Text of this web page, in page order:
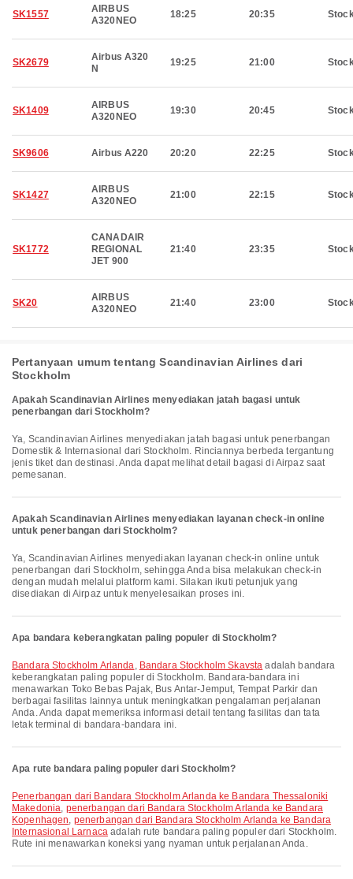
SK1557
AIRBUS
A320NEO
18:25 20:35
SK2679
Airbus A320
N
19:25 21:00
SK1409
AIRBUS
A320NEO
19:30 20:45
SK9606 Airbus A220 20:20 22:25
SK1427
AIRBUS
A320NEO
21:00 22:15
SK1772
CANADAIR
REGIONAL
JET 900
21:40 23:35
SK20
AIRBUS
A320NEO
21:40 23:00
Pertanyaan umum tentang Scandinavian Airlines dari
Stockholm
Apakah Scandinavian Airlines menyediakan jatah bagasi untuk
penerbangan dari Stockholm?
Ya, Scandinavian Airlines menyediakan jatah bagasi untuk penerbangan
Domestik & Internasional dari Stockholm. Rinciannya berbeda tergantung
jenis tiket dan destinasi. Anda dapat melihat detail bagasi di Airpaz saat
pemesanan.
Apakah Scandinavian Airlines menyediakan layanan check-in online
untuk penerbangan dari Stockholm?
Ya, Scandinavian Airlines menyediakan layanan check-in online untuk
penerbangan dari Stockholm, sehingga Anda bisa melakukan check-in
dengan mudah melalui platform kami. Silakan ikuti petunjuk yang
disediakan di Airpaz untuk menyelesaikan proses ini.
Apa bandara keberangkatan paling populer di Stockholm?
Bandara Stockholm Arlanda, Bandara Stockholm Skavsta adalah bandara
keberangkatan paling populer di Stockholm. Bandara-bandara ini
menawarkan Toko Bebas Pajak, Bus Antar-Jemput, Tempat Parkir dan
berbagai fasilitas lainnya untuk meningkatkan pengalaman perjalanan
Anda. Anda dapat memeriksa informasi detail tentang fasilitas dan tata
letak terminal di bandara-bandara ini.
Apa rute bandara paling populer dari Stockholm?
penerbangan dari Bandara Stockholm Arlanda ke Bandara Thessaloniki
Makedonia, penerbangan dari Bandara Stockholm Arlanda ke Bandara
Kopenhagen, penerbangan dari Bandara Stockholm Arlanda ke Bandara
Internasional Larnacaadalah rute bandara paling populer dari Stockholm.
Rute ini menawarkan koneksi yang nyaman untuk perjalanan Anda.